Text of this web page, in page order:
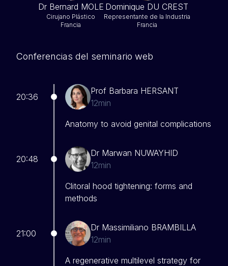
Dr Bernard MOLE
Cirujano Plástico
Francia
Dominique DU CREST
Representante de la Industria
Francia
Conferencias del seminario web
20:36
Prof Barbara HERSANT
12min
Anatomy to avoid genital complications
20:48
Dr Marwan NUWAYHID
12min
Clitoral hood tightening: forms and
methods
21:00
Dr Massimiliano BRAMBILLA
12min
A regenerative multilevel strategy for